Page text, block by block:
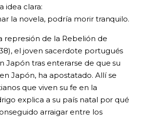
idea clara:
la novela, podría morir tranquilo.
represión de la Rebelión de
el joven sacerdote portugués
Japón tras enterarse de que su
Japón, ha apostatado. Allí se
que viven su fe en la
explica a su país natal por qué
arraigar entre los